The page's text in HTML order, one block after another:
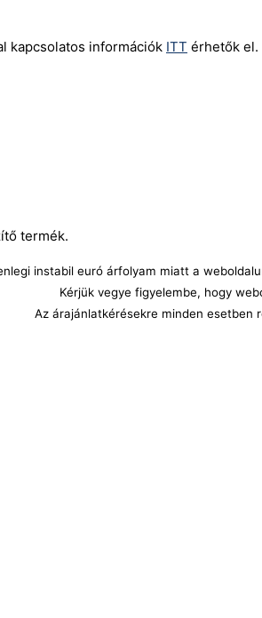
kapcsolatos információk ITT érhetők el.
termék.
instabil euró árfolyam miatt a
Kérjük vegye figyelembe, hogy
Az árajánlatkérésekre minden esetben